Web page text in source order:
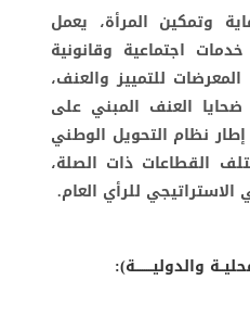
وتمكين المرأة، يعمل
اجتماعية وقانونية
للتمييز والعنف،
ضحايا العنف المبني على
نظام التحويل الوطني
القطاعات ذات الصلة،
الاستراتيجي للرأي العام.
والدوليــــــــة):